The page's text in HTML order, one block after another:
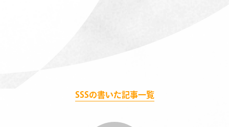
SSSの書いた記事一覧